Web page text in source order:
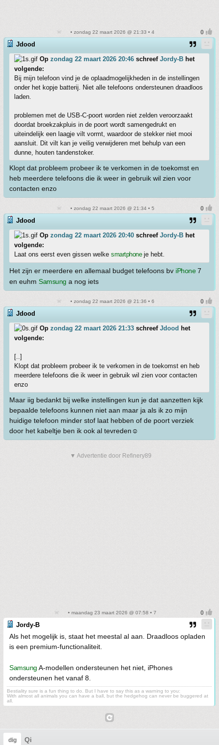
• zondag 22 maart 2026 @ 21:33 • 4
Jdood
Op zondag 22 maart 2026 20:46 schreef Jordy-B het
volgende:
Bij mijn telefoon vind je de oplaadmogelijkheden in de instellingen
onder het kopje batterij. Niet alle telefoons ondersteunen draadloos
laden.
problemen met de USB-C-poort worden niet zelden veroorzaakt
doordat broekzakpluis in de poort wordt samengedrukt en
uiteindelijk een laagje vilt vormt, waardoor de stekker niet mooi
aansluit. Dit vilt kan je veilig verwijderen met behulp van een
dunne, houten tandenstoker.
Klopt dat probleem probeer ik te verkomen in de toekomst en
heb meerdere telefoons die ik weer in gebruik wil zien voor
contacten enzo
• zondag 22 maart 2026 @ 21:34 • 5
Jdood
Op zondag 22 maart 2026 20:40 schreef Jordy-B het
volgende:
Laat ons eerst even gissen welke smartphoneje hebt.
Het zijn er meerdere en allemaal budget telefoons bv iPhone7
en euhm Samsung a nog iets
• zondag 22 maart 2026 @ 21:36 • 6
Jdood
Op zondag 22 maart 2026 21:33 schreef Jdood het
volgende:
[..]
Klopt dat probleem probeer ik te verkomen in de toekomst en heb
meerdere telefoons die ik weer in gebruik wil zien voor contacten
enzo
Maar iig bedankt bij welke instellingen kun je dat aanzetten kijk
bepaalde telefoons kunnen niet aan maar ja als ik zo mijn
huidige telefoon minder stof laat hebben of de poort verziek
door het kabeltje ben ik ook al tevreden☺️
▼ Advertentie door Refinery89
• maandag 23 maart 2026 @ 07:58 • 7
Jordy-B
Als het mogelijk is, staat het meestal al aan. Draadloos opladen
is een premium-functionaliteit.
Samsung A-modellen ondersteunen het niet, iPhones
ondersteunen het vanaf 8.
Bestiality sure is a fun thing to do. But I have to say this as a warning to you:
With almost all animals you can have a ball, but the hedgehog can never be buggered at
all.
dig Qi